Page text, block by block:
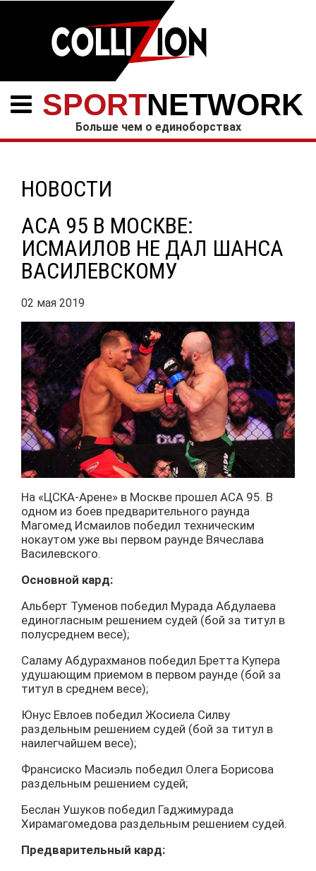
SPORTNETWORK
Больше чем о единоборствах
НОВОСТИ
ACA 95 В МОСКВЕ:
ИСМАИЛОВ НЕ ДАЛ ШАНСА
ВАСИЛЕВСКОМУ
02 мая 2019
На «ЦСКА-Арене» в Москве прошел АСА 95. В
одном из боев предварительного раунда
Магомед Исмаилов победил техническим
нокаутом уже вы первом раунде Вячеслава
Василевского.
Основной кард:
Альберт Туменов победил Мурада Абдулаева
единогласным решением судей (бой за титул в
полусреднем весе);
Саламу Абдурахманов победил Бретта Купера
удушающим приемом в первом раунде (бой за
титул в среднем весе);
Юнус Евлоев победил Жосиела Силву
раздельным решением судей (бой за титул в
наилегчайшем весе);
Франсиско Масиэль победил Олега Борисова
раздельным решением судей;
Беслан Ушуков победил Гаджимурада
Хирамагомедова раздельным решением судей.
Предварительный кард: